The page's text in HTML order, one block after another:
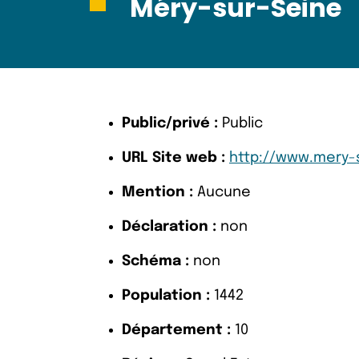
Méry-sur-Seine
Public/privé : Public
URL Site web : http://
Mention : Aucune
Déclaration : non
Schéma : non
Population : 1442
Département : 10